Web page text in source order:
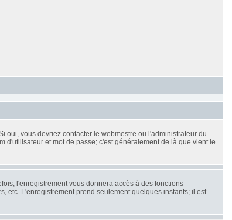
oui, vous devriez contacter le webmestre ou l'administrateur du
d'utilisateur et mot de passe; c'est généralement de là que vient le
l'enregistrement vous donnera accès à des fonctions
etc. L'enregistrement prend seulement quelques instants; il est